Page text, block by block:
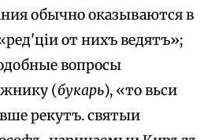
обычно оказываются в
от нихъ ведятъ»;
вопросы
(букарь), «то вьси
рекутъ. святыи